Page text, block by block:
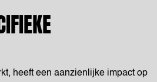
heeft een aanzienlijke impact op